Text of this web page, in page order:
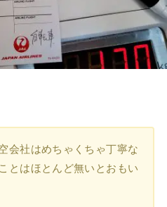
会社はめちゃくちゃ丁寧な
とはほとんど無いとおもい